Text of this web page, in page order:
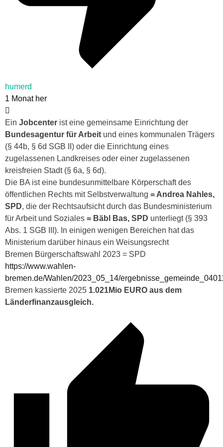
humerd
1 Monat her
Ein Jobcenter ist eine gemeinsame Einrichtung der
Bundesagentur für Arbeit und eines kommunalen Trägers
(§ 44b, § 6d SGB II) oder die Einrichtung eines
zugelassenen Landkreises oder einer zugelassenen
kreisfreien Stadt (§ 6a, § 6d).
Die BA ist eine bundesunmittelbare Körperschaft des
öffentlichen Rechts mit Selbstverwaltung = Andrea Nahles,
SPD, die der Rechtsaufsicht durch das Bundesministerium
für Arbeit und Soziales = Bäbl Bas, SPD unterliegt (§ 393
Abs. 1 SGB III). In einigen wenigen Bereichen hat das
Ministerium darüber hinaus ein Weisungsrecht
Bremen Bürgerschaftswahl 2023 = SPD
https://www.wahlen-
bremen.de/Wahlen/2023_05_14/
Bremen kassierte 2025 1.021Mio EURO aus dem
Länderfinanzausgleich.